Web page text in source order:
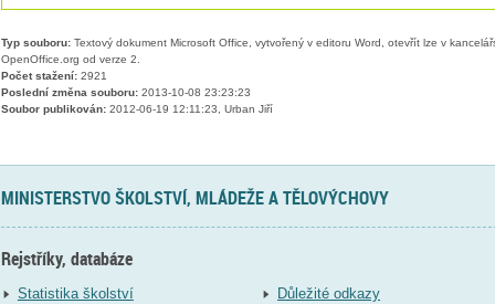
Typ souboru:Textový dokument Microsoft Office, vytvořený v editoru Word, otevřít lze v
OpenOffice.org od verze 2.
Počet stažení:2921
Poslední změna souboru:2013-10-08 23:23:23
Soubor publikován:2012-06-19 12:11:23, Urban Jiří
MINISTERSTVO ŠKOLSTVÍ, MLÁDEŽE A TĚLOVÝCHOVY
Rejstříky, databáze
Statistika školství
Důležité odkazy